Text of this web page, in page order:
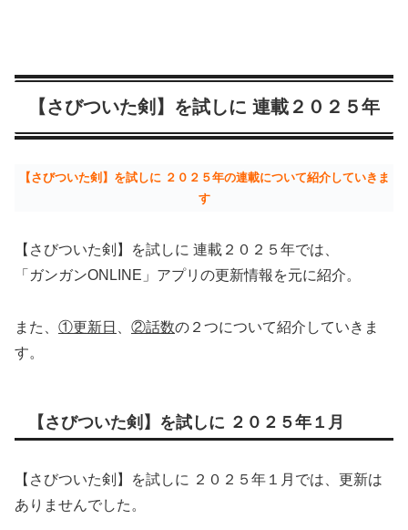
【さびついた剣】を試しに 連載２０２５年
【さびついた剣】を試しに ２０２５年の連載について紹介していきま
す
【さびついた剣】を試しに 連載２０２５年では、
「ガンガンONLINE」アプリの更新情報を元に紹介。
また、 ①更新日 ②話数の２つについて紹介していきま
す。
【さびついた剣】を試しに ２０２５年１月
【さびついた剣】を試しに ２０２５年１月では、更新は
ありませんでした。